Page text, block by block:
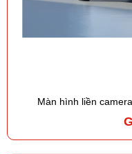
Màn hình liền